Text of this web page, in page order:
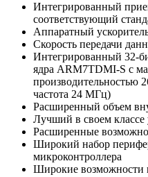
Интегрированный
соответствующий
Аппаратный
Скорость передачи
Интегрированный 32-
ядра ARM7TDMI-S с
производительностью
частота 24 МГц)
Расширенный объем
Лучший в своем классе
Расширенные
Широкий набор
микроконтроллера
Широкие возможности